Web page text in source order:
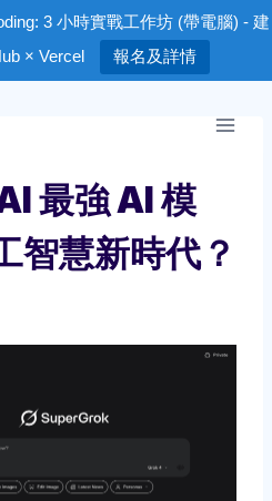
3 小時實戰工作坊 (帶電腦) - 建
× Vercel
報名及詳情
最強 AI 模
智慧新時代？